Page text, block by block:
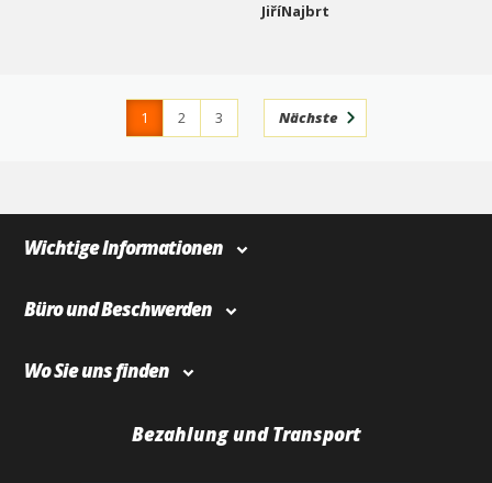
JiříNajbrt
1 2
3
Nächste
Wichtige Informationen
Büro und Beschwerden
Wo Sie uns finden
Bezahlung und Transport